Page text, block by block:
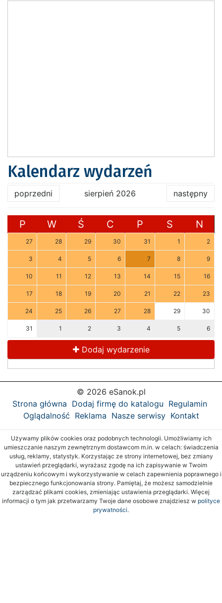
Kalendarz wydarzeń
poprzedni sierpień 2026 następny
P W Ś C P S N
27 28 29 30 31 1 2
3 4 5 6 7 8 9
10 11 12 13 14 15 16
17 18 19 20 21 22 23
24 25 26 27 28 29 30
31 1 2 3 4 5 6
Dodaj wydarzenie
© 2026 eSanok.pl
Strona główna Dodaj firmę do katalogu Regulamin
Oglądalność Reklama Nasze serwisy Kontakt
Używamy plików cookies oraz podobnych technologii. Umożliwiamy ich
umieszczanie naszym zewnętrznym dostawcom m.in. w celach: świadczenia
usług, reklamy, statystyk. Korzystając ze strony internetowej, bez zmiany
ustawień przeglądarki, wyrażasz zgodę na ich zapisywanie w Twoim
urządzeniu końcowym i wykorzystywanie w celach zapewnienia poprawnego i
bezpiecznego funkcjonowania strony. Pamiętaj, że możesz samodzielnie
zarządzać plikami cookies, zmieniając ustawienia przeglądarki. Więcej
informacji o tym jak przetwarzamy Twoje dane osobowe znajdziesz w polityce
prywatności.